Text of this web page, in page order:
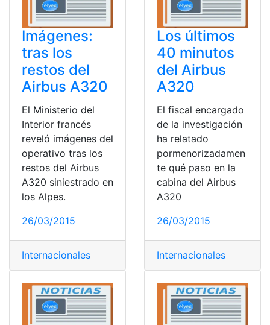
Imágenes:
tras los
restos del
Airbus A320
El Ministerio del
Interior francés
reveló imágenes del
operativo tras los
restos del Airbus
A320 siniestrado en
los Alpes.
26/03/2015
Internacionales
Los últimos
40 minutos
del Airbus
A320
El fiscal encargado
de la investigación
ha relatado
pormenorizadamen
te qué paso en la
cabina del Airbus
A320
26/03/2015
Internacionales